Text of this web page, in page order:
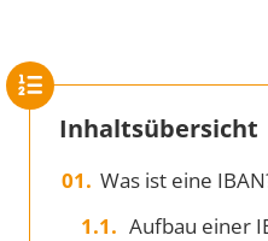
Inhaltsübersicht
Was ist eine
Aufbau einer